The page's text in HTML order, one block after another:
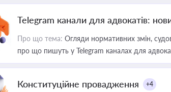
Telegram канали для адвокатів:
Про що тема: Огляди нормативних змін,
про що пишуть у Telegram каналах для
Конституційне провадження +4